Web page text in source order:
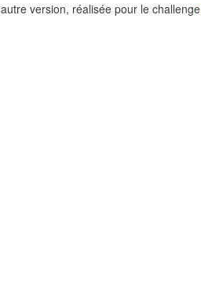
autre version, réalisée pour le challenge